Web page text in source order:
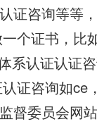
证咨询等等
个证书，比
系认证认证
证咨询如ce
督委员会网